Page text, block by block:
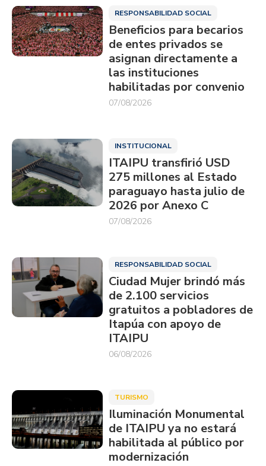
RESPONSABILIDAD SOCIAL
Beneficios para becarios
de entes privados se
asignan directamente a
las instituciones
habilitadas por convenio
07/08/2026
INSTITUCIONAL
ITAIPU transfirió USD
275 millones al Estado
paraguayo hasta julio de
2026 por Anexo C
07/08/2026
RESPONSABILIDAD SOCIAL
Ciudad Mujer brindó más
de 2.100 servicios
gratuitos a pobladores de
Itapúa con apoyo de
ITAIPU
06/08/2026
TURISMO
Iluminación Monumental
de ITAIPU ya no estará
habilitada al público por
modernización